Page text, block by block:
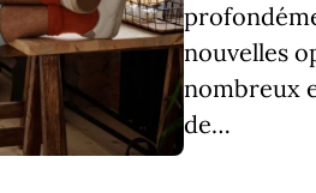
nouvelles
nombreux
de…